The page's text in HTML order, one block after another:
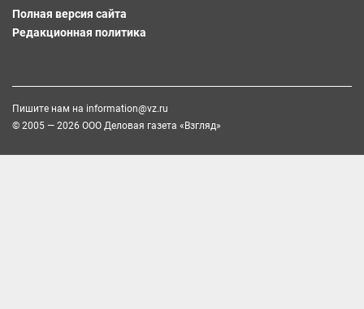
Полная версия сайта
Редакционная политика
Пишите нам на information@vz.ru
© 2005 — 2026 ООО Деловая газета «Взгляд»